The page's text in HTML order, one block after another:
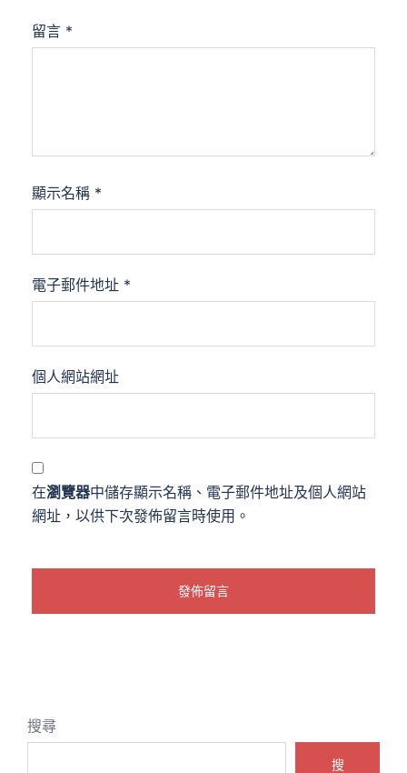
留言 *
顯示名稱 *
電子郵件地址 *
個人網站網址
在瀏覽器中儲存顯示名稱、電子郵件地址及個人網站
網址，以供下次發佈留言時使用。
搜尋
搜